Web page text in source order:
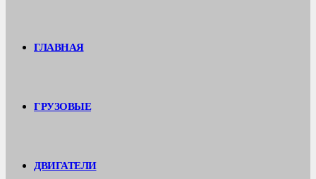
ГЛАВНАЯ
ГРУЗОВЫЕ
ДВИГАТЕЛИ